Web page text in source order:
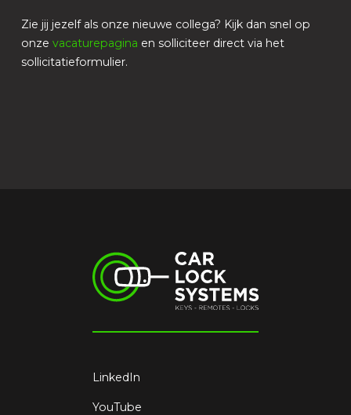
Zie jij jezelf als onze nieuwe collega? Kijk dan snel op
onze vacaturepagina en solliciteer direct via het
sollicitatieformulier.
LinkedIn
YouTube